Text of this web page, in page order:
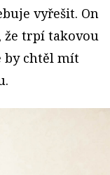
vyřešit. On
že trpí takovou
by chtěl mít